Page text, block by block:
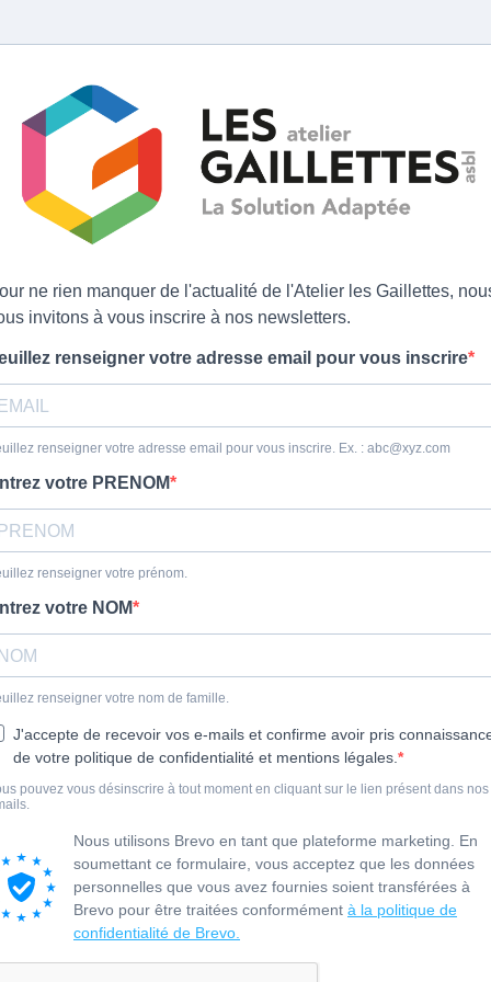
ne rien manquer de l'actualité de l'Atelier les Gaillettes,
invitons à vous inscrire à nos newsletters.
renseigner votre adresse email pour vous inscrire
renseigner votre adresse email pour vous inscrire. Ex. : abc@xyz.com
votre PRENOM
renseigner votre prénom.
votre NOM
renseigner votre nom de famille.
J'accepte de recevoir vos e-mails et confirme avoir pris
de votre politique de confidentialité et mentions légales.
pouvez vous désinscrire à tout moment en cliquant sur le lien présent dans nos
Nous utilisons Brevo en tant que plateforme marketing. En
soumettant ce formulaire, vous acceptez que les données
personnelles que vous avez fournies soient transférées à
Brevo pour être traitées conformément à la politique de
confidentialité de Brevo.